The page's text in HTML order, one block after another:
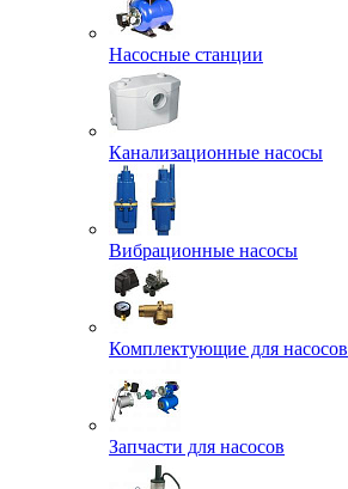
Насосные станции
Канализационные насосы
Вибрационные насосы
Комплектующие для насосов
Запчасти для насосов